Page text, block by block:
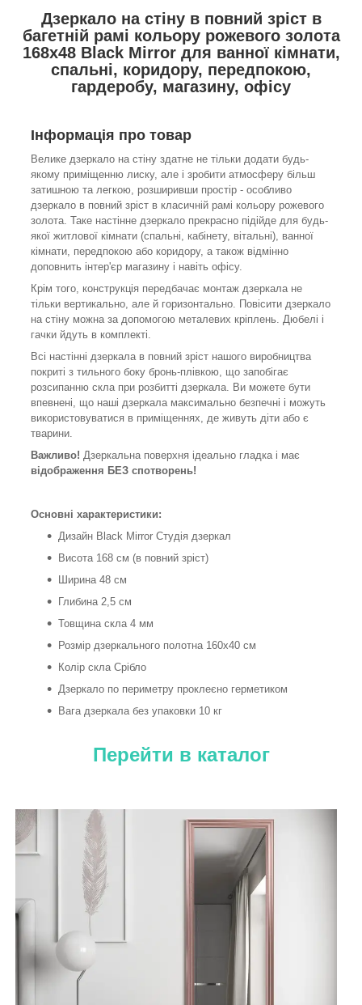
Дзеркало на стіну в повний зріст в
багетній рамі кольору рожевого золота
168х48 Black Mirror для ванної кімнати,
спальні, коридору, передпокою,
гардеробу, магазину, офісу
Інформація про товар
Велике дзеркало на стіну здатне не тільки додати будь-
якому приміщенню лиску, але і зробити атмосферу більш
затишною та легкою, розширивши простір - особливо
дзеркало в повний зріст в класичній рамі кольору рожевого
золота. Таке настінне дзеркало прекрасно підійде для будь-
якої житлової кімнати (спальні, кабінету, вітальні), ванної
кімнати, передпокою або коридору, а також відмінно
доповнить інтер'єр магазину і навіть офісу.
Крім того, конструкція передбачає монтаж дзеркала не
тільки вертикально, але й горизонтально. Повісити дзеркало
на стіну можна за допомогою металевих кріплень. Дюбелі і
гачки йдуть в комплекті.
Всі настінні дзеркала в повний зріст нашого виробництва
покриті з тильного боку бронь-плівкою, що запобігає
розсипанню скла при розбитті дзеркала. Ви можете бути
впевнені, що наші дзеркала максимально безпечні і можуть
використовуватися в приміщеннях, де живуть діти або є
тварини.
Важливо! Дзеркальна поверхня ідеально гладка і має
відображення БЕЗ спотворень!
Основні характеристики:
Дизайн Black Mirror Студія дзеркал
Висота 168 см (в повний зріст)
Ширина 48 см
Глибина 2,5 см
Товщина скла 4 мм
Розмір дзеркального полотна 160х40 см
Колір скла Срібло
Дзеркало по периметру проклеєно герметиком
Вага дзеркала без упаковки 10 кг
Перейти в каталог